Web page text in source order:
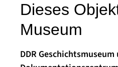
Dieses
Museum
DDR Geschichtsmuseum